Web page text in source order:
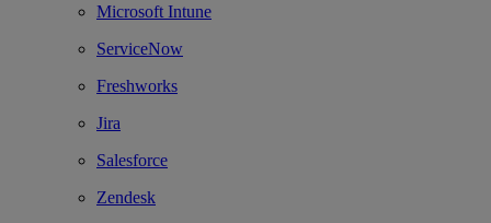
Microsoft Intune
ServiceNow
Freshworks
Jira
Salesforce
Zendesk